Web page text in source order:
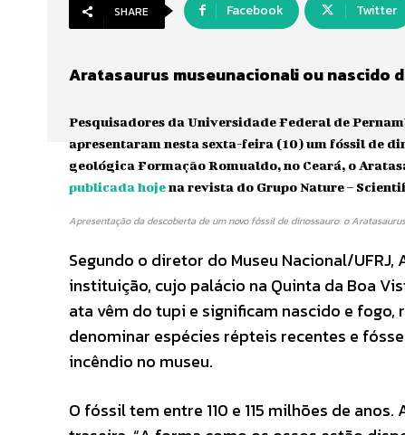
SHARE Facebook Twitter
Aratasaurus museunacionali ou nascido
Pesquisadores da Universidade Federal de
apresentaram nesta sexta-feira (10) um fóssil de
geológica Formação Romualdo, no Ceará, o
publicada hojena revista do Grupo Nature –
Apresentação da descoberta de um novo fóssil de dinossauro: o
Segundo o diretor do Museu Nacional/
instituição, cujo palácio na Quinta da Boa
ata vêm do tupi e significam nascido e
denominar espécies répteis recentes e
incêndio no museu.
O fóssil tem entre 110 e 115 milhões de